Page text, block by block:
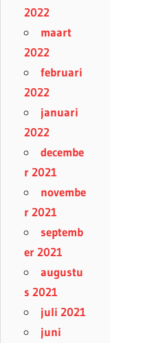
2022
maart
2022
februari
2022
januari
2022
decembe
r 2021
novembe
r 2021
septemb
er 2021
augustu
s 2021
juli 2021
juni